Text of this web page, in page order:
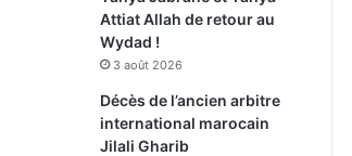
Attiat Allah de retour au
Wydad !
3 août 2026
Décès de l’ancien arbitre
international marocain
Jilali Gharib